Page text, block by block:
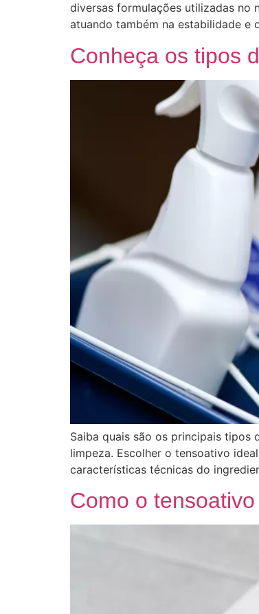
diversas formulações utilizadas no
atuando também na estabilidade e
Conheça os tipos
Saiba quais são os principais tipos
limpeza. Escolher o tensoativo
características técnicas do
Como o